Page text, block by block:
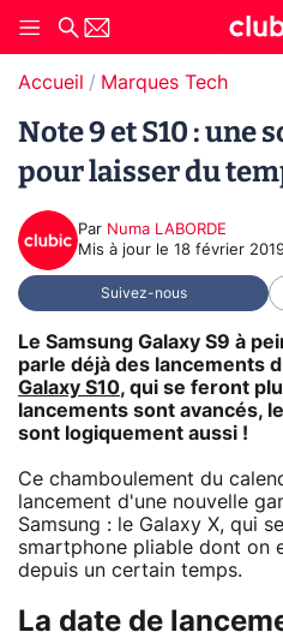
Accueil Marques Tech
Note 9 et S10 : une
pour laisser du
Par Numa LABORDE
Mis à jour le 18 février
Suivez-nous
Le Samsung Galaxy S9 à
parle déjà des lancements
Galaxy S10, qui se feront
lancements sont avancés,
sont logiquement aussi !
Ce chamboulement du
lancement d'une nouvelle
Samsung : le Galaxy X, qui
smartphone pliable dont on
depuis un certain temps.
La date de